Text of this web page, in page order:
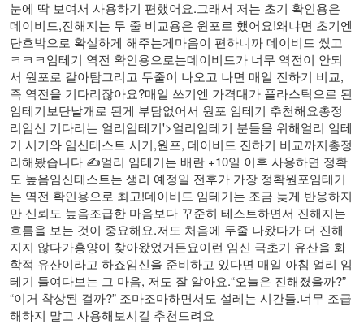
눈에 딱 보여서 사용하기 편했어요.그래서 저는 초기 확인용은
데이비드,진해지는 두 줄 비교용은 원포로 했어요!왜냐면 초기엔
단호박으로 확실하게 해주는게마음이 편하니까 데이비드 썼고
ㅋㅋㅋ임테기 역전 확인용으로는데이비드가 너무 역전이 안되
서 원포로 갈아탐​그리고 두줄이 나오고 나면 매일 진하기 비교,
즉 역전을 기다리잖아요?매일 쓰기엔 가격대가 플라스틱으로 된
임테기보단낱개로 된게 부담없어서 원포 임테기 추천해요총정
리임신 기다리는 얼리임테기'>얼리임테기 분들을 위해얼리 임테
기 시기와 임신테스트 시기,원포, 데이비드 진하기 비교까지총정
리해봤습니다 ✍️​얼리 임테기는 배란 +10일 이후 사용하면 정확
도 높음임신테스트는 생리 예정일 전후가 가장 정확원포임테기
는 역전 확인용으로 최고!데이비드 임테기는 조금 늦게 반응하지
만 신뢰도 높음​조급한 마음보다 꾸준히 테스트하면서 진해지는
흐름을 보는 것이 중요해요.저도 처음에 두줄 나왔다가 더 진해
지지 않다가홍양이 찾아왔었거든요이런 임신 극초기 유산을 화
학적 유산이라고 하죠​임신을 준비하고 있다면 매일 아침 얼리 임
테기 들여다보는 그 마음, 저도 잘 알아요.“오늘은 진해졌을까?”
“이거 착상된 걸까?” 조마조마하면서도 설레는 시간들.너무 조급
해하지 말고 사용해보시길 추천드려요